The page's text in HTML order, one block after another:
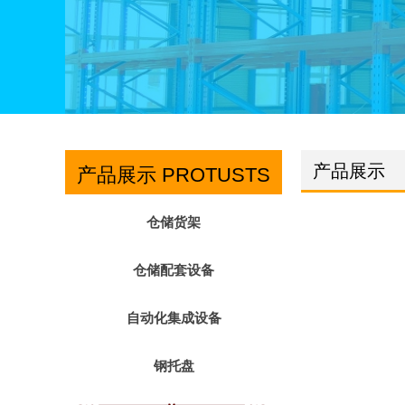
产品展示
产品展示 PROTUSTS
仓储货架
仓储配套设备
自动化集成设备
钢托盘